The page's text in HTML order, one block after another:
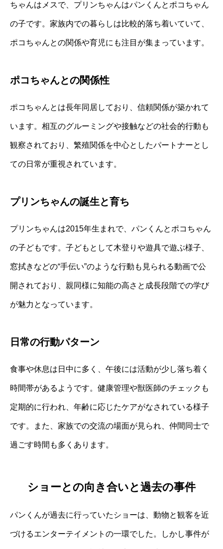
ちゃんはメスで、プリンちゃんはパンくんとポコちゃん
の子です。家族内での暮らしは比較的落ち着いていて、
ポコちゃんとの関係や育児にも注目が集まっています。
ポコちゃんとの関係性
ポコちゃんとは長年同居しており、信頼関係が築かれて
います。相互のグルーミングや接触などの社会的行動も
観察されており、繁殖関係を中心としたパートナーとし
ての日常が重視されています。
プリンちゃんの誕生と育ち
プリンちゃんは2015年生まれで、パンくんとポコちゃん
の子どもです。子どもとして木登りや遊具で遊ぶ様子、
窓拭きなどの“手伝い”のような行動も見られる動画で公
開されており、親同様に知能の高さと成長段階での学び
が魅力となっています。
日常の行動パターン
食事や休息は日中に多く、午後には活動が少し落ち着く
時間帯があるようです。健康管理や獣医師のチェックも
定期的に行われ、年齢に応じたケアがなされている様子
です。また、家族での交流の場面が見られ、仲間同士で
過ごす時間も多くあります。
ショーとの向き合いと過去の事件
パンくんが過去に行っていたショーは、動物と観客を近
づけるエンターテイメントの一環でした。しかし事件が